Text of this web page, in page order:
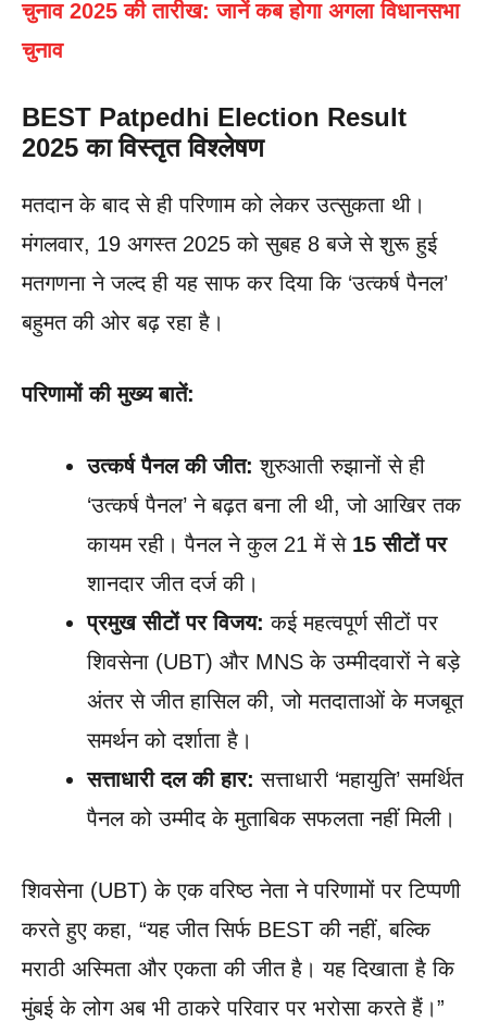
चुनाव 2025 की तारीख: जानें कब होगा अगला विधानसभा
चुनाव
BEST Patpedhi Election Result
2025 का विस्तृत विश्लेषण
मतदान के बाद से ही परिणाम को लेकर उत्सुकता थी।
मंगलवार, 19 अगस्त 2025 को सुबह 8 बजे से शुरू हुई
मतगणना ने जल्द ही यह साफ कर दिया कि ‘उत्कर्ष पैनल’
बहुमत की ओर बढ़ रहा है।
परिणामों की मुख्य बातें:
उत्कर्ष पैनल की जीत: शुरुआती रुझानों से ही
‘उत्कर्ष पैनल’ ने बढ़त बना ली थी, जो आखिर तक
कायम रही। पैनल ने कुल 21 में से 15 सीटों पर
शानदार जीत दर्ज की।
प्रमुख सीटों पर विजय: कई महत्वपूर्ण सीटों पर
शिवसेना (UBT) और MNS के उम्मीदवारों ने बड़े
अंतर से जीत हासिल की, जो मतदाताओं के मजबूत
समर्थन को दर्शाता है।
सत्ताधारी दल की हार: सत्ताधारी ‘महायुति’ समर्थित
पैनल को उम्मीद के मुताबिक सफलता नहीं मिली।
शिवसेना (UBT) के एक वरिष्ठ नेता ने परिणामों पर टिप्पणी
करते हुए कहा, “यह जीत सिर्फ BEST की नहीं, बल्कि
मराठी अस्मिता और एकता की जीत है। यह दिखाता है कि
मुंबई के लोग अब भी ठाकरे परिवार पर भरोसा करते हैं।”